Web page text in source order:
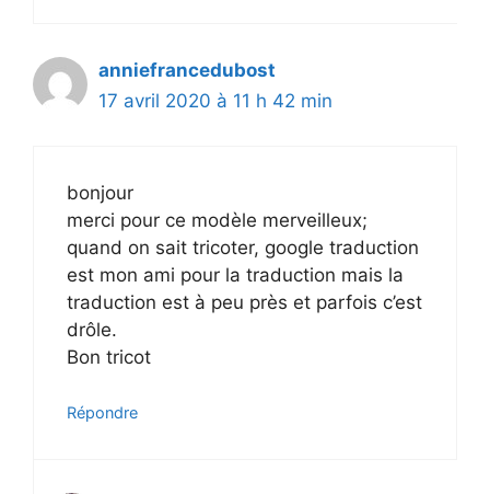
anniefrancedubost
17 avril 2020 à 11 h 42 min
bonjour
merci pour ce modèle merveilleux;
quand on sait tricoter, google traduction
est mon ami pour la traduction mais la
traduction est à peu près et parfois c’est
drôle.
Bon tricot
Répondre